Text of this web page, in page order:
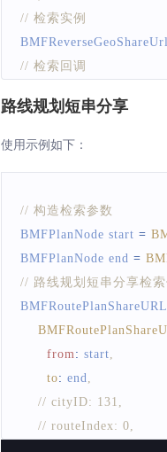
// 检索实例
// 检索回调
callback: (
print
// 发起检索
bool flag = await
路线规划短串分享
使用示例如下：
// 构造检索参数
BMFPlanNode start =
BMFPlanNode end =
// 路线规划短串分享检
from : start
to: end
// cityID: 131,
// routeIndex: 0,